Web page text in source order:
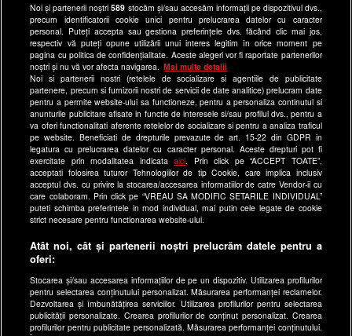
Program Happy Channel
Echipa editorială
Site-uri Antena Group
a1.ro
antenastars.ro
as.ro
catine.ro
chefi.ro
deparinti.ro
medicool.ro
spynews.ro
useit.ro
retetefeldefel.ro
zutv.ro
Noi și partenerii noștri589 stocăm și/sau accesăm informații pe dispozitivul dvs.,
precum identificatorii cookie unici pentru prelucrarea datelor cu caracter
personal. Puteți accepta sau gestiona preferințele dvs. făcând clic mai jos,
respectiv vă puteți opune utilizării unui interes legitim în orice moment pe
pagina cu politica de confidențialitate. Aceste alegeri vor fi raportate partenerilor
noștri și nu vă vor afecta navigarea.
Mai multe detalii
Noi si partenerii nostri (retelele de socializare si agentiile de publicitate
partenere, precum si furnizorii nostri de servicii de date analitice) prelucram date
pentru a permite website-ului sa functioneze, pentru a personaliza continutul si
anunturile publicitare afisate in functie de interesele si/sau profilul dvs., pentru a
va oferi functionalitati aferente retelelor de socializare si pentru a analiza traficul
pe website. Beneficiati de drepturile prevazute de art. 15-22 din GDPR in
legatura cu prelucrarea datelor cu caracter personal. Aceste drepturi pot fi
exercitate prin modalitatea indicataaici . Prin click pe “ACCEPT TOATE”,
acceptati folosirea tuturor Tehnologiilor de tip Cookie, care implica inclusiv
acceptul dvs. cu privire la stocarea/accesarea informatiilor de catre Vendor-ii cu
care colaboram. Prin click pe “VREAU SA MODIFIC SETARILE INDIVIDUAL”
puteti schimba preferintele in mod individual, mai putin cele legate de cookie
strict necesare pentru functionarea website-ului.
Atât noi, cât și partenerii noștri prelucrăm datele pentru a
oferi:
Stocarea și/sau accesarea informațiilor de pe un dispozitiv. Utilizarea profilurilor
pentru selectarea conținutului personalizat. Măsurarea performanței reclamelor.
Dezvoltarea și îmbunătățirea serviciilor. Utilizarea profilurilor pentru selectarea
publicității personalizate. Crearea profilurilor de conținut personalizat. Crearea
profilurilor pentru publicitate personalizată. Măsurarea performanței conținutului.